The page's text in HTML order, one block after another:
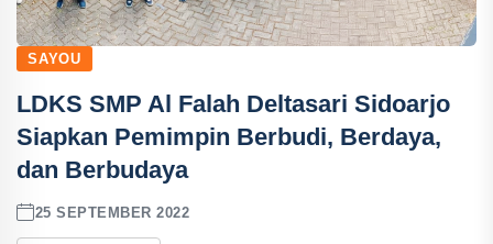
SAYOU
LDKS SMP Al Falah Deltasari Sidoarjo
Siapkan Pemimpin Berbudi, Berdaya,
dan Berbudaya
25 SEPTEMBER 2022